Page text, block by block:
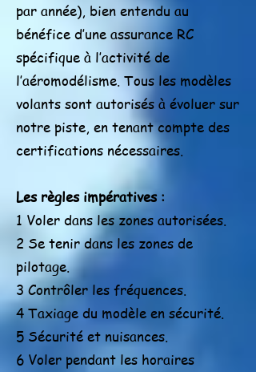
par année), bien entendu au
bénéfice d’une assurance RC
spécifique à l’activité de
l’aéromodélisme. Tous les modèles
volants sont autorisés à évoluer sur
notre piste, en tenant compte des
certifications nécessaires.
Les règles impératives :
1 Voler dans les zones autorisées.
2 Se tenir dans les zones de
pilotage.
3 Contrôler les fréquences.
4 Taxiage du modèle en sécurité.
5 Sécurité et nuisances.
6 Voler pendant les horaires